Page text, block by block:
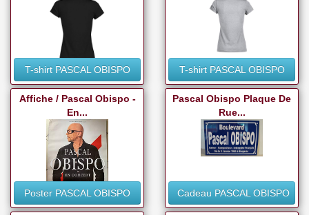
T-shirt PASCAL OBISPO T-shirt PASCAL OBISPO
Affiche / Pascal Obispo -
En...
Poster PASCAL OBISPO
Pascal Obispo Plaque De
Rue...
Cadeau PASCAL OBISPO